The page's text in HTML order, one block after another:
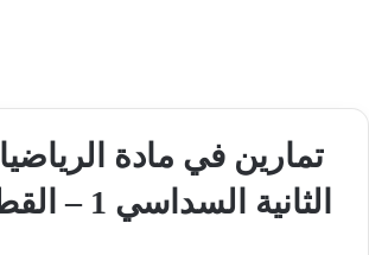
تمارين في مادة
الثانية السداسي 1 – القطع النقدية